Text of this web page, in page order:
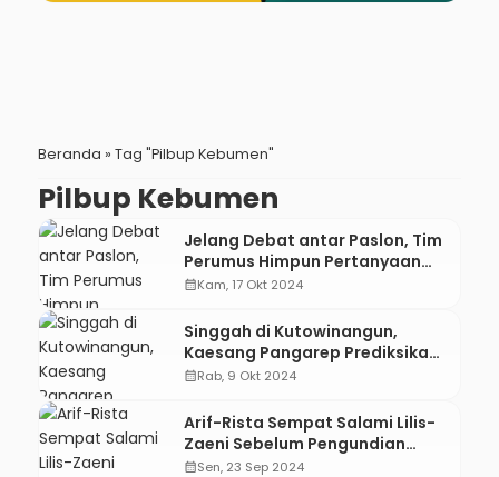
Beranda » Tag "Pilbup Kebumen"
Pilbup Kebumen
Jelang Debat antar Paslon, Tim
Perumus Himpun Pertanyaan
dari Masyarakat
calendar_monthKam, 17 Okt 2024
Singgah di Kutowinangun,
Kaesang Pangarep Prediksikan
Lilis-Zaeni dan Luthfi-Taj Yasin
calendar_monthRab, 9 Okt 2024
Arif-Rista Sempat Salami Lilis-
Zaeni Sebelum Pengundian
Nomor Urut
calendar_monthSen, 23 Sep 2024